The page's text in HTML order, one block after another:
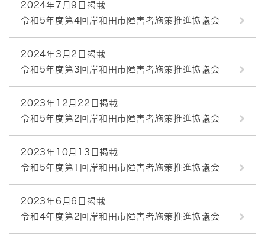
2024年7月9日掲載
令和5年度第4回岸和田市障害者施策推進協議会
2024年3月2日掲載
令和5年度第3回岸和田市障害者施策推進協議会
2023年12月22日掲載
令和5年度第2回岸和田市障害者施策推進協議会
2023年10月13日掲載
令和5年度第1回岸和田市障害者施策推進協議会
2023年6月6日掲載
令和4年度第2回岸和田市障害者施策推進協議会